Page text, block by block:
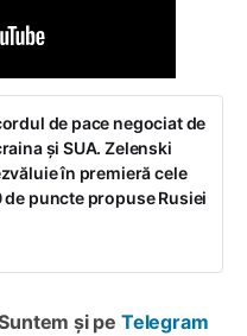
de pace negociat de
și SUA. Zelenski
în premieră cele
de puncte propuse Rusiei
și pe Telegram